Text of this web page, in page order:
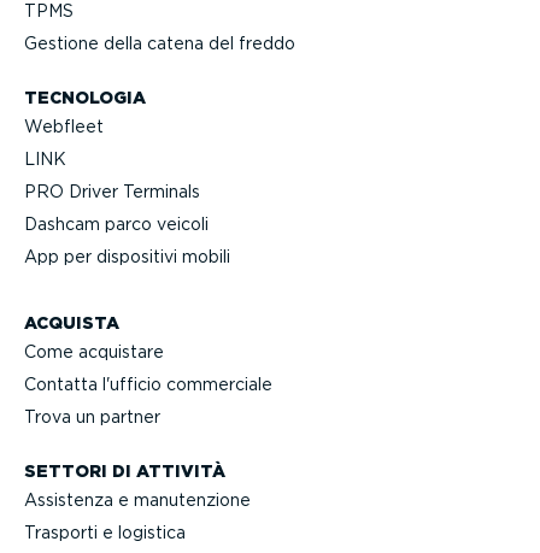
TPMS
Gestione della catena del freddo
TECNOLOGIA
Webfleet
LINK
PRO Driver Terminals
Dashcam parco veicoli
App per dispositivi mobili
ACQUISTA
Come acquistare
Contatta l'ufficio commerciale
Trova un partner
SETTORI DI ATTIVITÀ
Assistenza e manuten­zione
Trasporti e logistica